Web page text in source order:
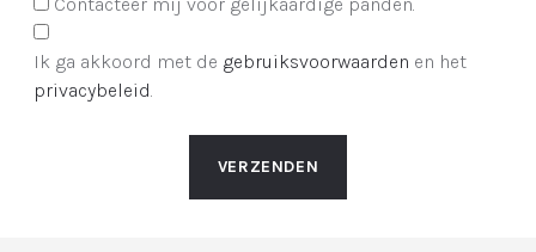
Contacteer mij voor gelijkaardige panden.
Ik ga akkoord met de gebruiksvoorwaarden en het
privacybeleid.
VERZENDEN